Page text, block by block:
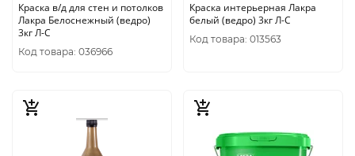
Краска в/д для стен и потолков
Лакра Белоснежный (ведро)
3кг Л-С
Код товара: 036966
Краска интерьерная Лакра
белый (ведро) 3кг Л-С
Код товара: 013563